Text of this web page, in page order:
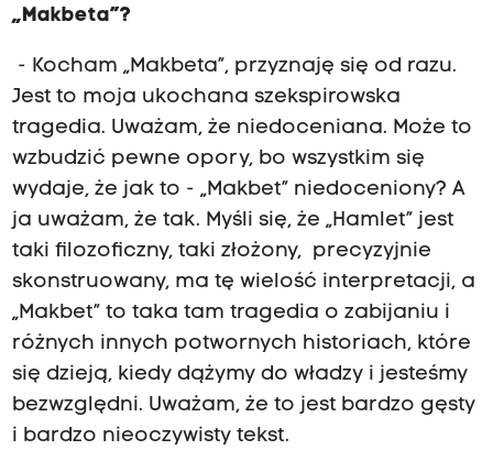
„Makbeta”?
- Kocham „Makbeta”, przyznaję się od razu.
Jest to moja ukochana szekspirowska
tragedia. Uważam, że niedoceniana. Może to
wzbudzić pewne opory, bo wszystkim się
wydaje, że jak to - „Makbet” niedoceniony? A
ja uważam, że tak. Myśli się, że „Hamlet” jest
taki filozoficzny, taki złożony, precyzyjnie
skonstruowany, ma tę wielość interpretacji, a
„Makbet” to taka tam tragedia o zabijaniu i
różnych innych potwornych historiach, które
się dzieją, kiedy dążymy do władzy i jesteśmy
bezwzględni. Uważam, że to jest bardzo gęsty
i bardzo nieoczywisty tekst.